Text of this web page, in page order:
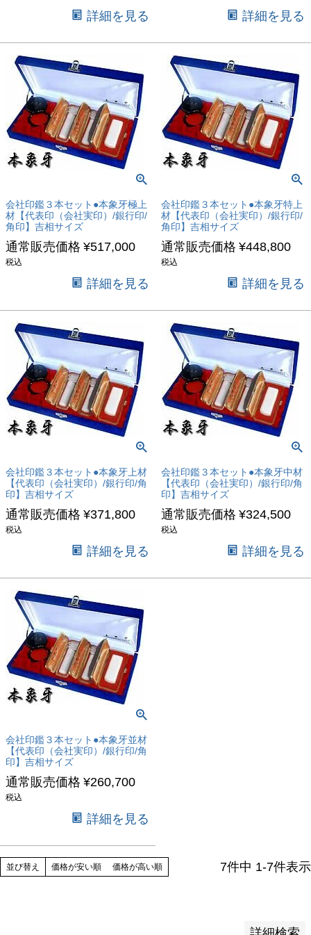
詳細を見る 詳細を見る
会社印鑑３本セット●本象牙極上
材【代表印（会社実印）/銀行印/
角印】吉相サイズ
通常販売価格 ¥517,000
税込
詳細を見る
会社印鑑３本セット●本象牙特上
材【代表印（会社実印）/銀行印/
角印】吉相サイズ
通常販売価格 ¥448,800
税込
詳細を見る
会社印鑑３本セット●本象牙上材
【代表印（会社実印）/銀行印/角
印】吉相サイズ
通常販売価格 ¥371,800
税込
詳細を見る
会社印鑑３本セット●本象牙中材
【代表印（会社実印）/銀行印/角
印】吉相サイズ
通常販売価格 ¥324,500
税込
詳細を見る
会社印鑑３本セット●本象牙並材
【代表印（会社実印）/銀行印/角
印】吉相サイズ
通常販売価格 ¥260,700
税込
詳細を見る
並び替え 価格が安い順 価格が高い順 7件中 1-7件表示
価格
〜
商品タグ
限定
再入荷
在庫なし商品
在庫なし商品を表示しない
商品番号/JANコード
バンドル販売
予約商品
予約商品のみを表示
並び順
新着順
登録順
価格が高い順
レビュー順
キーワードヒット順